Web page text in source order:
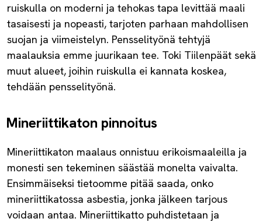
ruiskulla on moderni ja tehokas tapa levittää maali
tasaisesti ja nopeasti, tarjoten parhaan mahdollisen
suojan ja viimeistelyn. Pensselityönä tehtyjä
maalauksia emme juurikaan tee. Toki Tiilenpäät sekä
muut alueet, joihin ruiskulla ei kannata koskea,
tehdään pensselityönä.
Mineriittikaton pinnoitus
Mineriittikaton maalaus onnistuu erikoismaaleilla ja
monesti sen tekeminen säästää monelta vaivalta.
Ensimmäiseksi tietoomme pitää saada, onko
mineriittikatossa asbestia, jonka jälkeen tarjous
voidaan antaa. Mineriittikatto puhdistetaan ja